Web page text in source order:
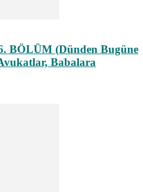
BÖLÜM (Dünden Bugüne
Babalara